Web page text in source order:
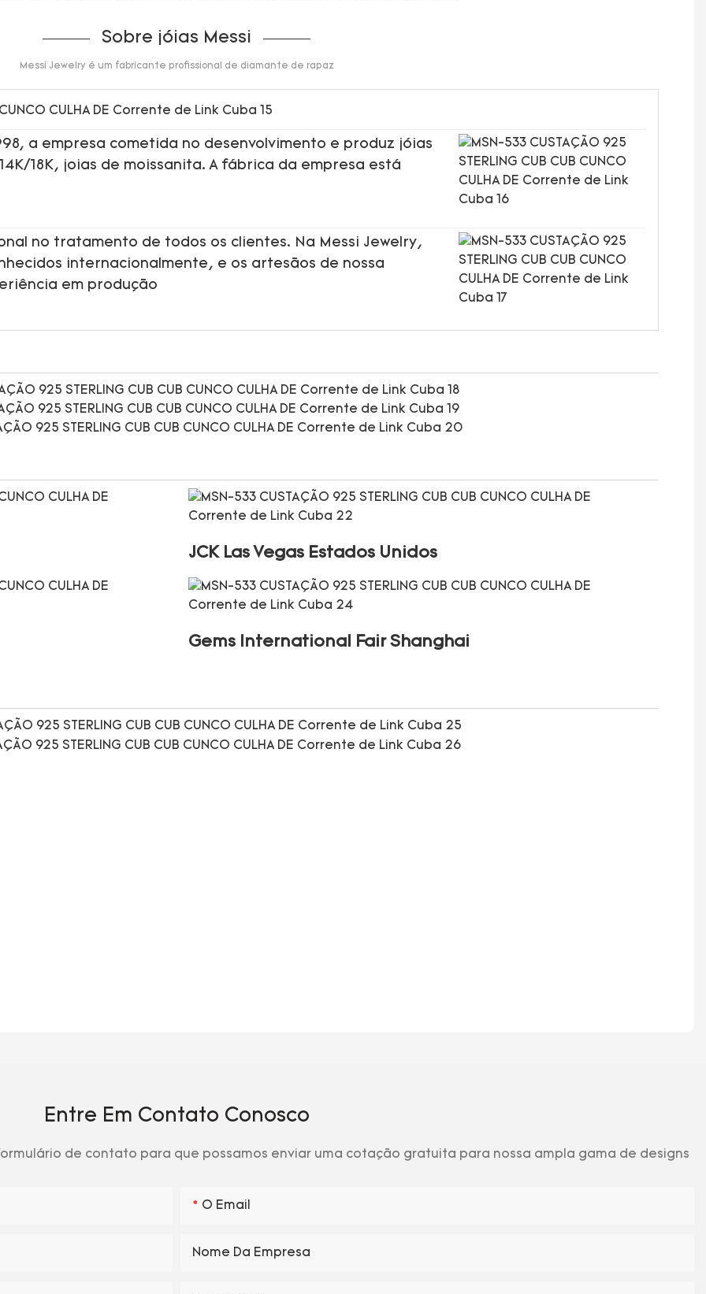
Sobre jóias Messi
Messi Jewelry é um fabricante profissional de diamante de rapaz
a empresa cometida no desenvolvimento e produz jóias
18K, joias de moissanita. A fábrica da empresa está
no tratamento de todos os clientes. Na Messi Jewelry,
internacionalmente, e os artesãos de nossa
em produção
JCK Las Vegas Estados Unidos
Gems International Fair Shanghai
Entre Em Contato Conosco
de contato para que possamos enviar uma cotação gratuita para nossa ampla gama de designs
O Email
Nome Da Empresa